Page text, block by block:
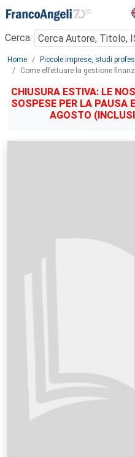
Menu
Cerca:
Main content
Home
Piccole imprese, studi
Come effettuare la gestione
CHIUSURA ESTIVA: LE
SOSPESE PER LA PAUSA
AGOSTO